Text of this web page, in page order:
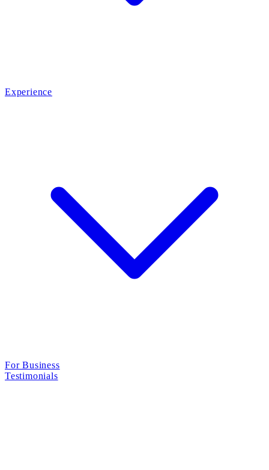
Experience
For Business
Testimonials